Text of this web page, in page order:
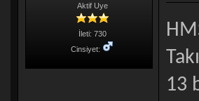
Aktif Uye
İleti: 730
Cinsiyet:
13